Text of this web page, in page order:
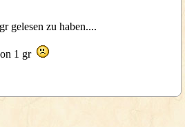
gelesen zu haben....
1 gr